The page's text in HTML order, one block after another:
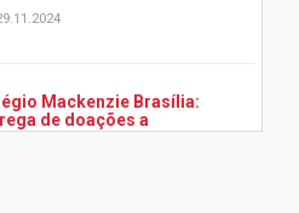
Mackenzie Brasília:
de doações a
Viver da Cidade